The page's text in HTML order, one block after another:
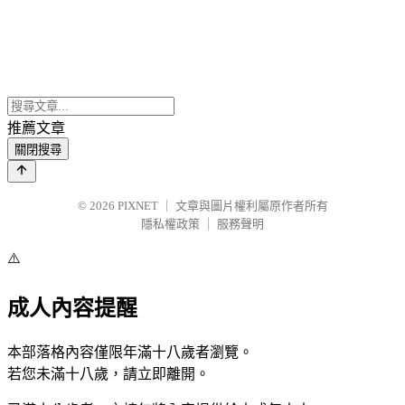
推薦文章
關閉搜尋
© 2026 PIXNET
文章與圖片權利屬原作者所有
隱私權政策
服務聲明
⚠️
成人內容提醒
本部落格內容僅限年滿十八歲者瀏覽。
若您未滿十八歲，請立即離開。